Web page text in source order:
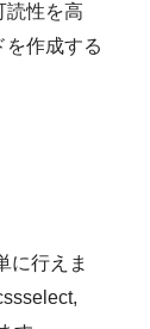
読性を高
を作成する
に行えま